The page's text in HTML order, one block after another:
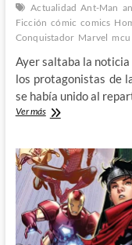
Actualidad Ant-Man
Ficción cómic comics
Conquistador Marvel mcu
Ayer saltaba la noticia
los protagonistas de
se había unido al
Ver másKang
llega
al
MCU…
¿En
la
tercera
entrega